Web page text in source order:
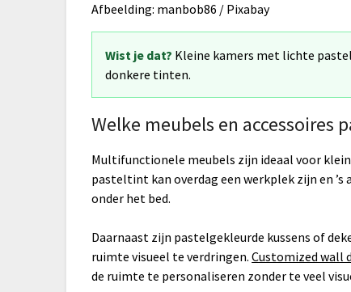
Afbeelding: manbob86 / Pixabay
Wist je dat? Kleine kamers met lichte
donkere tinten.
Welke meubels en accessoires
Multifunctionele meubels zijn ideaal voor
pasteltint kan overdag een werkplek zijn en
onder het bed.
Daarnaast zijn pastelgekleurde kussens of
ruimte visueel te verdringen.Customized wall
de ruimte te personaliseren zonder te veel